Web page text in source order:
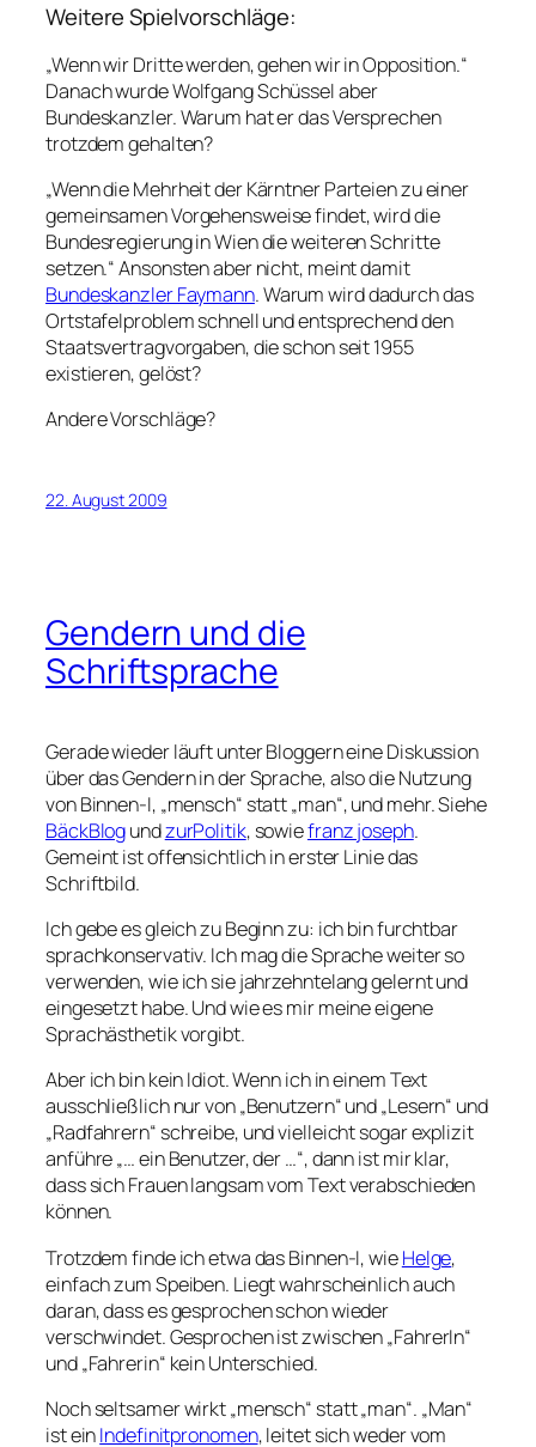
Weitere Spielvorschläge:
„Wenn wir Dritte werden, gehen wir in Opposition.“
Danach wurde Wolfgang Schüssel aber
Bundeskanzler. Warum hat er das Versprechen
trotzdem gehalten?
„Wenn die Mehrheit der Kärntner Parteien zu einer
gemeinsamen Vorgehensweise findet, wird die
Bundesregierung in Wien die weiteren Schritte
setzen.“ Ansonsten aber nicht, meint damit
Bundeskanzler Faymann. Warum wird dadurch das
Ortstafelproblem schnell und entsprechend den
Staatsvertragvorgaben, die schon seit 1955
existieren, gelöst?
Andere Vorschläge?
22. August 2009
Gendern und die
Schriftsprache
Gerade wieder läuft unter Bloggern eine Diskussion
über das Gendern in der Sprache, also die Nutzung
von Binnen-I, „mensch“ statt „man“, und mehr. Siehe
BäckBlogundzurPolitik, sowiefranz joseph.
Gemeint ist offensichtlich in erster Linie das
Schriftbild.
Ich gebe es gleich zu Beginn zu: ich bin furchtbar
sprachkonservativ. Ich mag die Sprache weiter so
verwenden, wie ich sie jahrzehntelang gelernt und
eingesetzt habe. Und wie es mir meine eigene
Sprachästhetik vorgibt.
Aber ich bin kein Idiot. Wenn ich in einem Text
ausschließlich nur von „Benutzern“ und „Lesern“ und
„Radfahrern“ schreibe, und vielleicht sogar explizit
anführe „… ein Benutzer, der …“, dann ist mir klar,
dass sich Frauen langsam vom Text verabschieden
können.
Trotzdem finde ich etwa das Binnen-I, wieHelge,
einfach zum Speiben. Liegt wahrscheinlich auch
daran, dass es gesprochen schon wieder
verschwindet. Gesprochen ist zwischen „FahrerIn“
und „Fahrerin“ kein Unterschied.
Noch seltsamer wirkt „mensch“ statt „man“. „Man“
ist einIndefinitpronomen, leitet sich weder vom